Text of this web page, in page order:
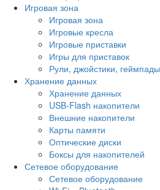
Игровая зона
Игровая зона
Игровые кресла
Игровые приставки
Игры для приставок
Рули, джойстики, геймпады
Хранение данных
Хранение данных
USB-Flash накопители
Внешние накопители
Карты памяти
Оптические диски
Боксы для накопителей
Сетевое оборудование
Сетевое оборудование